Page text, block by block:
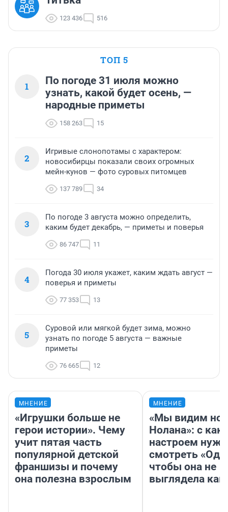
123 436 516
ТОП 5
1
По погоде 31 июля можно
узнать, какой будет осень, —
народные приметы
158 263 15
2
Игривые слонопотамы с характером:
новосибирцы показали своих огромных
мейн-кунов — фото суровых питомцев
137 789 34
3
По погоде 3 августа можно определить,
каким будет декабрь, — приметы и поверья
86 747 11
4
Погода 30 июля укажет, каким ждать август —
поверья и приметы
77 353 13
5
Суровой или мягкой будет зима, можно
узнать по погоде 5 августа — важные
приметы
76 665 12
МНЕНИЕ
«Игрушки больше не
герои истории». Чему
учит пятая часть
популярной детской
франшизы и почему
она полезна взрослым
МНЕНИЕ
«Мы видим
Нолана»: с
настроем
смотреть
чтобы она не
выглядела как